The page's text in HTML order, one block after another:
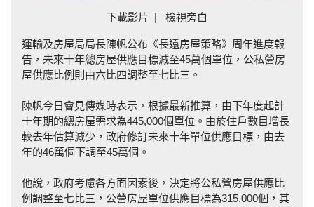
下載影片 | 檢視旁白
運輸及房屋局局長陳帆公布《長遠房屋策略》周年進度報
告，未來十年總房屋供應目標減至45萬個單位，公私營房
屋供應比例則由六比四調整至七比三。
陳帆今日會見傳媒時表示，根據最新推算，由下年度起計
十年期的總房屋需求為445,000個單位。由於住戶數目增長
較去年估算減少，政府修訂未來十年單位供應目標，由去
年的46萬個下調至45萬個。
他說，政府考慮各方面因素後，決定將公私營房屋供應比
例調整至七比三，公營房屋單位供應目標為315,000個，其